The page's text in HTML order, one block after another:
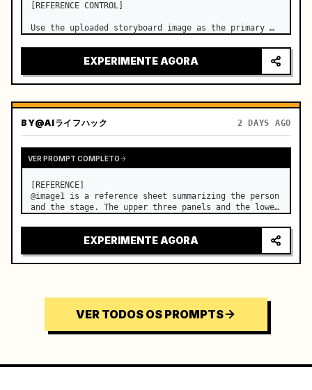
[REFERENCE CONTROL]
Use the uploaded storyboard image as the primary
design, costume design, environment, emotional
progression, and shot order.
EXPERIMENTE AGORA
BY@AIライフハック 2 DAYS AGO
VER PROMPT COMPLETO
[REFERENCE]
@image1 is a reference sheet summarizing the person
and the stage. The upper three panels and the lower
the face, hair, body type, costume, and whole body
of the same woman appearing alone in the vi…
EXPERIMENTE AGORA
VER TODOS OS PROMPTS